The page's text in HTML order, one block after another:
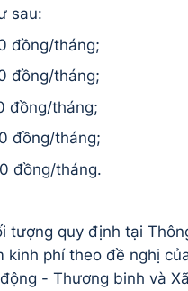
sau:
đồng/tháng;
đồng/tháng;
đồng/tháng;
đồng/tháng;
đồng/tháng.
tượng quy định tại
kinh phí theo đề nghị
- Thương binh và Xã